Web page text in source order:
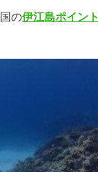
の伊江島ポイント